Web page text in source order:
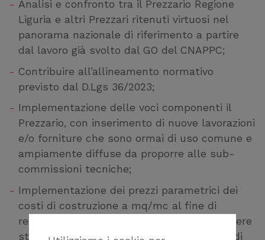
Analisi e confronto tra il Prezzario Regione
Liguria e altri Prezzari ritenuti virtuosi nel
panorama nazionale di riferimento a partire
dal lavoro già svolto dal GO del CNAPPC;
Contribuire all’allineamento normativo
previsto dal D.Lgs 36/2023;
Implementazione delle voci componenti il
Prezzario, con inserimento di nuove lavorazioni
e/o forniture che sono ormai di uso comune e
ampiamente diffuse da proporre alle sub-
commissioni tecniche;
Implementazione dei prezzi parametrici dei
costi di costruzione a mq/mc al fine di
redigere delle linee guida che possano essere
strumento di riferimento per la redazione di